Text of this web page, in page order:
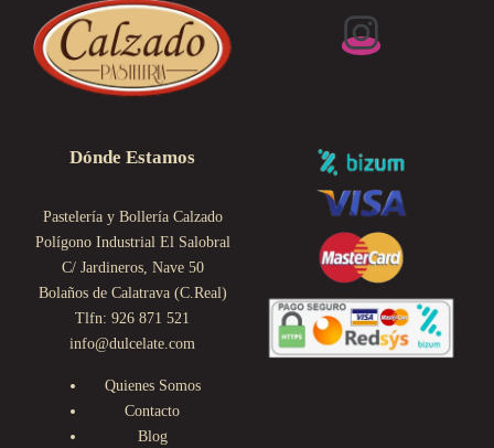
Dónde Estamos
Pastelería y Bollería Calzado
Polígono Industrial El Salobral
C/ Jardineros, Nave 50
Bolaños de Calatrava (C.Real)
Tlfn: 926 871 521
info@dulcelate.com
Quienes Somos
Contacto
Blog